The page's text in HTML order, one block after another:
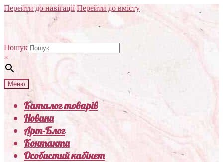
Перейти до навігації Перейти до вмісту
Пошук
×
Меню
Каталог товарів
Новини
Арт-Блог
Контакти
Особистий кабінет